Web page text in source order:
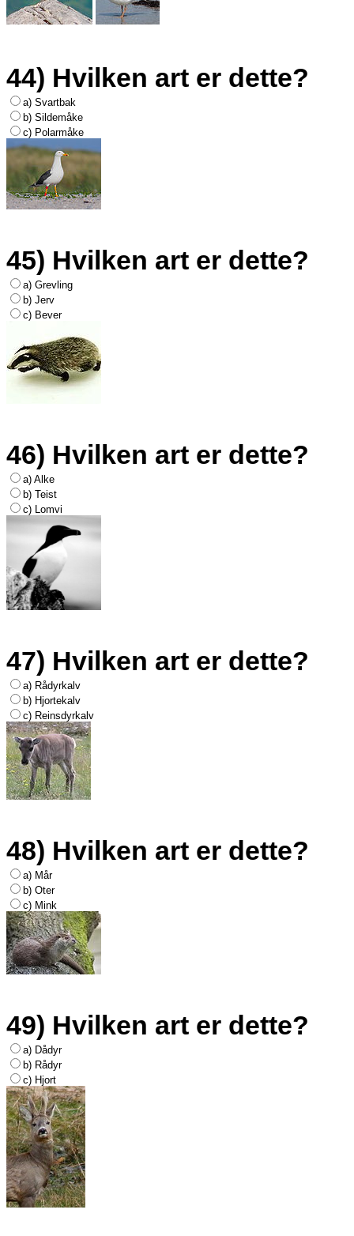
44) Hvilken art er dette?
a) Svartbak
b) Sildemåke
c) Polarmåke
45) Hvilken art er dette?
a) Grevling
b) Jerv
c) Bever
46) Hvilken art er dette?
a) Alke
b) Teist
c) Lomvi
47) Hvilken art er dette?
a) Rådyrkalv
b) Hjortekalv
c) Reinsdyrkalv
48) Hvilken art er dette?
a) Mår
b) Oter
c) Mink
49) Hvilken art er dette?
a) Dådyr
b) Rådyr
c) Hjort